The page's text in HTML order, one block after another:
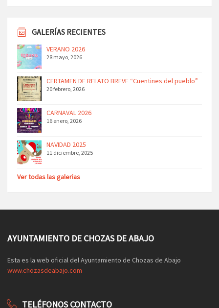
GALERÍAS RECIENTES
VERANO 2026
28 mayo, 2026
CERTAMEN DE RELATO BREVE “Cuentines del pueblo”
20 febrero, 2026
CARNAVAL 2026
16 enero, 2026
NAVIDAD 2025
11 diciembre, 2025
Ver todas las galerias
AYUNTAMIENTO DE CHOZAS DE ABAJO
Esta es la web oficial del Ayuntamiento de Chozas de Abajo
www.chozasdeabajo.com
TELÉFONOS CONTACTO